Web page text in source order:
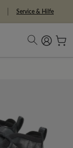
Service & Hilfe